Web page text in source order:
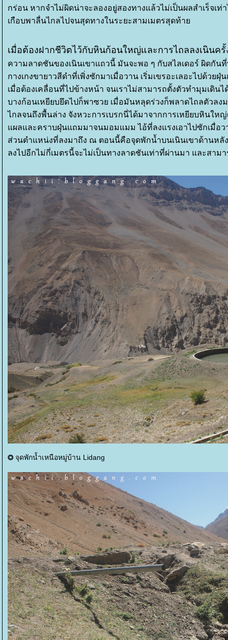
กร่อน หากจำไม่ผิดน่าจะลองอยู่สองทางแล้วไม่เป็นผลสำเร็จเ
เกือบพาลื่นไกลไปจนสุดทางในระยะสามเมตรสุดท้า
เมื่อต้องฝากชีวิตไว้กับหินก้อนใหญ่และการไถลลงเนินค
ความลาดชันของเนินเขาแถวนี้ มันจะพอ ๆ กับสไลเดอร์ ผิดกั
กางเกงขายาวสีดำที่เพิ่งซักมาเมื่อวาน เริ่มเขรอะเลอะไปด้วย
เมื่อต้องเคลื่อนที่ไปข้างหน้า จนเราไม่สามารถตั้งตัวทำมุมเดิ
บางก้อนเหยียบยึดไปก็พาซวย เมื่อมันหลุดร่วงก็พลาดไถลตัวลงม
ไกลจนถึงพื้นล่าง จังหวะการเบรกนี่ได้มาจากการเหยียบหินให
ผลและคราบฝุ่นแถมมาจนมอมแมม ไอ้ที่ลงแรงเอาไปซักเมื่อ
ส่วนตำแหน่งที่ลงมาถึง ณ ตอนนี้คือจุดพักน้ำบนเนินเขาด้านหลั
ลงไปอีกไม่กี่เมตรนี้จะไม่เป็นทางลาดชันเท่าที่ผ่านมา และสาม
⭗ จุดพักน้ำเหนือหมู่บ้าน Lidang